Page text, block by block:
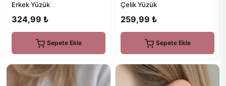
Erkek Yüzük
324,99 ₺
Sepete Ekle
Çelik Yüzük
259,99 ₺
Sepete Ekle